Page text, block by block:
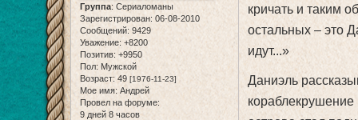
Группа: Сериаломаны
Зарегистрирован: 06-08-2010
Сообщений: 9429
Уважение: +8200
Позитив: +9950
Пол: Мужской
Возраст: 49 [1976-11-23]
Мое имя: Андрей
Провел на форуме:
9 дней 8 часов
кричать и таким
остальных – это
идут...»
Даниэль
кораблекрушение